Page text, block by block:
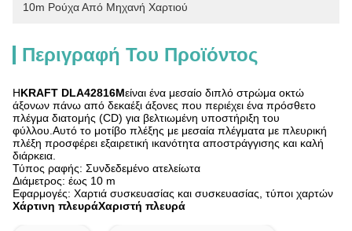
10m Ρούχα Από Μηχανή Χαρτιού
Περιγραφή Του Προϊόντος
ΗKRAFT DLA42816Mείναι ένα μεσαίο διπλό στρώμα οκτώ
άξονων πάνω από δεκαέξι άξονες που περιέχει ένα πρόσθετο
πλέγμα διατομής (CD) για βελτιωμένη υποστήριξη του
φύλλου.Αυτό το μοτίβο πλέξης με μεσαία πλέγματα με πλευρική
πλέξη προσφέρει εξαιρετική ικανότητα αποστράγγισης και καλή
διάρκεια.
Τύπος ραφής: Συνδεδεμένο ατελείωτα
Διάμετρος: έως 10 m
Εφαρμογές: Χαρτιά συσκευασίας και συσκευασίας, τύποι χαρτών
Χάρτινη πλευράΧαριστή πλευρά